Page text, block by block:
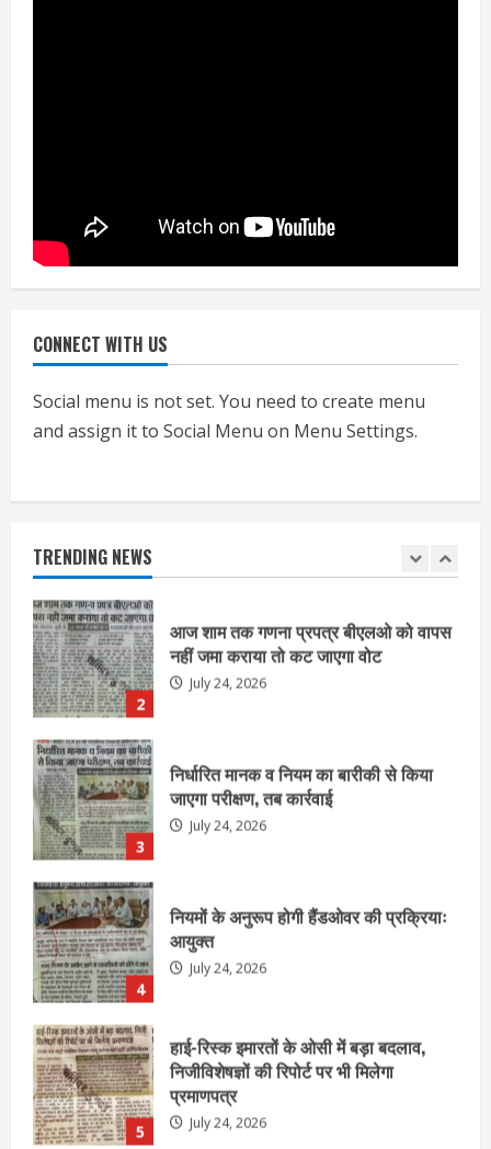
CONNECT WITH US
Social menu is not set. You need to create menu
and assign it to Social Menu on Menu Settings.
TRENDING NEWS
निजीविशेषज्ञों की रिपोर्ट पर भी मिलेगा
July 24, 2026
1
एचईआरसी के अध्यक्ष नंद लाल का निधन
2
3
निर्धारित मानक व नियम का बारीकी से किया
जाएगा परीक्षण, तब कार्रवाई
July 24, 2026
4
नियमों के अनुरूप होगी हैंडओवर की प्रक्रियाः
आयुक्त
July 24, 2026
5
हाई-रिस्क इमारतों के ओसी में बड़ा बदलाव,
निजीविशेषज्ञों की रिपोर्ट पर भी मिलेगा
प्रमाणपत्र
July 24, 2026
1
एचईआरसी के अध्यक्ष नंद लाल का निधन
July 24, 2026